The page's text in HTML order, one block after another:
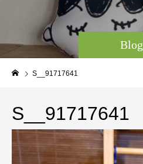
Blog
S__91717641
S__91717641